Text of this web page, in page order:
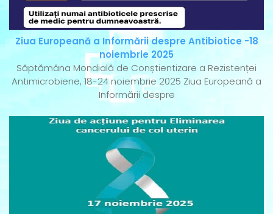
Ziua Europeană a Informării despre Antibiotice -18
noiembrie 2025
Săptămâna Mondială de Conștientizare a Rezistenței
Antimicrobiene, 18-24 noiembrie 2025 Ziua Europeană a
Informării despre